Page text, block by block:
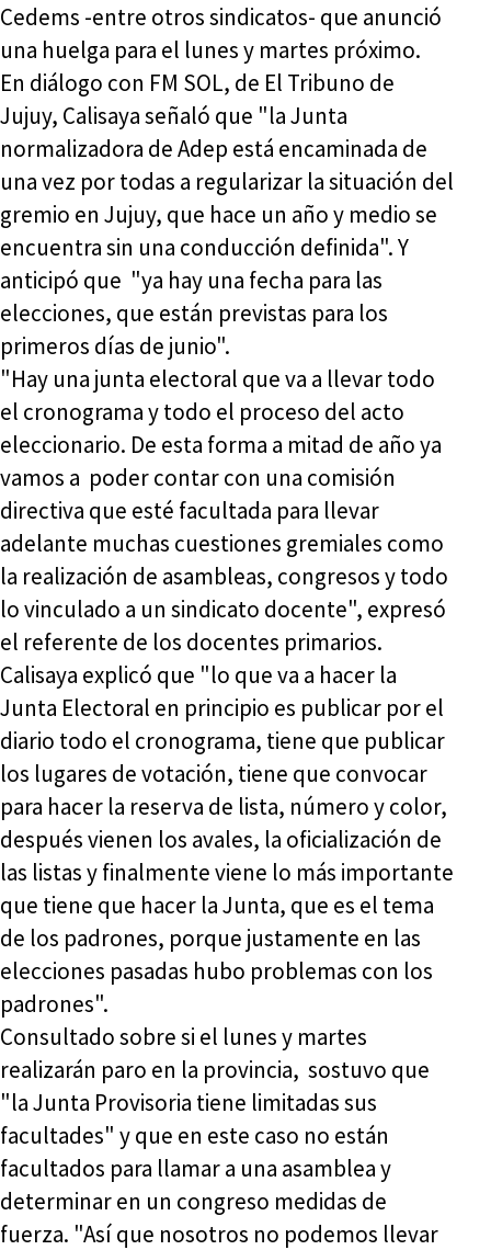
Cedems -entre otros sindicatos- que anunció
una huelga para el lunes y martes próximo.
En diálogo con FM SOL, de El Tribuno de
Jujuy, Calisaya señaló que "la Junta
normalizadora de Adep está encaminada de
una vez por todas a regularizar la situación del
gremio en Jujuy, que hace un año y medio se
encuentra sin una conducción definida". Y
anticipó que "ya hay una fecha para las
elecciones, que están previstas para los
primeros días de junio".
"Hay una junta electoral que va a llevar todo
el cronograma y todo el proceso del acto
eleccionario. De esta forma a mitad de año ya
vamos a poder contar con una comisión
directiva que esté facultada para llevar
adelante muchas cuestiones gremiales como
la realización de asambleas, congresos y todo
lo vinculado a un sindicato docente", expresó
el referente de los docentes primarios.
Calisaya explicó que "lo que va a hacer la
Junta Electoral en principio es publicar por el
diario todo el cronograma, tiene que publicar
los lugares de votación, tiene que convocar
para hacer la reserva de lista, número y color,
después vienen los avales, la oficialización de
las listas y finalmente viene lo más importante
que tiene que hacer la Junta, que es el tema
de los padrones, porque justamente en las
elecciones pasadas hubo problemas con los
padrones".
Consultado sobre si el lunes y martes
realizarán paro en la provincia, sostuvo que
"la Junta Provisoria tiene limitadas sus
facultades" y que en este caso no están
facultados para llamar a una asamblea y
determinar en un congreso medidas de
fuerza. "Así que nosotros no podemos llevar